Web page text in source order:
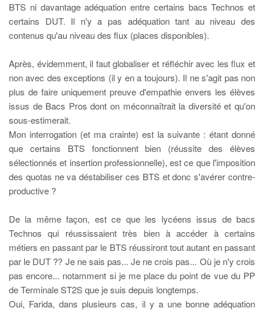
BTS ni davantage adéquation entre certains bacs Technos et
certains DUT. Il n'y a pas adéquation tant au niveau des
contenus qu'au niveau des flux (places disponibles).
Après, évidemment, il faut globaliser et réfléchir avec les flux et
non avec des exceptions (il y en a toujours). Il ne s'agit pas non
plus de faire uniquement preuve d'empathie envers les élèves
issus de Bacs Pros dont on méconnaîtrait la diversité et qu'on
sous-estimerait.
Mon interrogation (et ma crainte) est la suivante : étant donné
que certains BTS fonctionnent bien (réussite des élèves
sélectionnés et insertion professionnelle), est ce que l'imposition
des quotas ne va déstabiliser ces BTS et donc s'avérer contre-
productive ?
De la même façon, est ce que les lycéens issus de bacs
Technos qui réussissaient très bien à accéder à certains
métiers en passant par le BTS réussiront tout autant en passant
par le DUT ?? Je ne sais pas... Je ne crois pas... Où je n'y crois
pas encore... notamment si je me place du point de vue du PP
de Terminale ST2S que je suis depuis longtemps.
Oui, Farida, dans plusieurs cas, il y a une bonne adéquation